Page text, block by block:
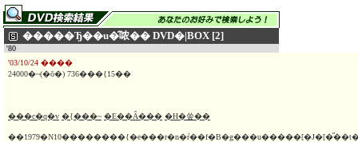
�����Ђ��u�̑哝�� DVD�|BOX [2]
'80
'03/10/24 ����
24000�~(�ō�) 736���{15��
���c�q�v �{���~ �Е��Ȃ��� �H�쑾��